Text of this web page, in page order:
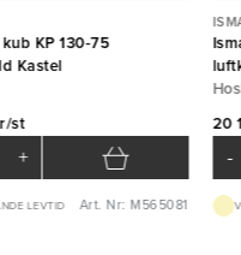
KP 130-75
Kastel
st
+
LEVTID Art. Nr: M565081
20
-